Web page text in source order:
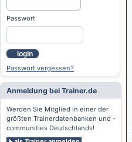
Passwort
login
Passwort vergessen?
Anmeldung bei Trainer.de
Werden Sie Mitglied in einer der
größten Trainerdatenbanken und -
communities Deutschlands!